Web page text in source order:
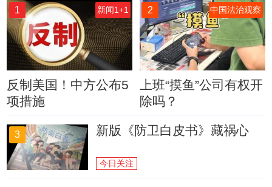
1 新闻1+1
反制美国！中方公布5
项措施
2 中国法治观察
上班“摸鱼”公司有权开
除吗？
3 新版《防卫白皮书》藏祸心
今日关注